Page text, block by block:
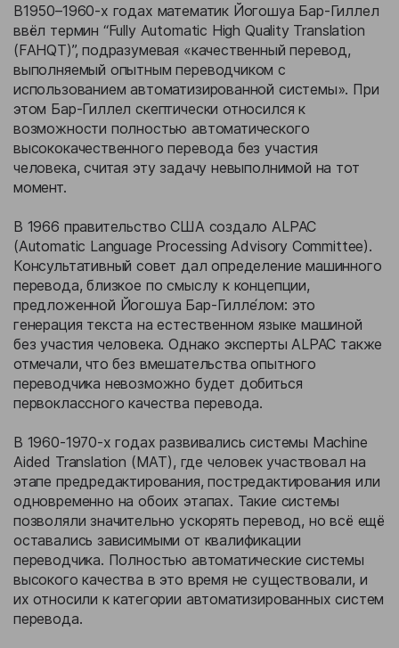
В1950–1960-х годах математик Йогошуа Бар-Гиллел
ввёл термин “Fully Automatic High Quality Translation
(FAHQT)”, подразумевая «качественный перевод,
выполняемый опытным переводчиком с
использованием автоматизированной системы». При
этом Бар-Гиллел скептически относился к
возможности полностью автоматического
высококачественного перевода без участия
человека, считая эту задачу невыполнимой на тот
момент.
В 1966 правительство США создало ALPAC
(Automatic Language Processing Advisory Committee).
Консультативный совет дал определение машинного
перевода, близкое по смыслу к концепции,
предложенной Йогошуа Бар-Гилле́лом: это
генерация текста на естественном языке машиной
без участия человека. Однако эксперты ALPAC также
отмечали, что без вмешательства опытного
переводчика невозможно будет добиться
первоклассного качества перевода.
В 1960-1970-х годах развивались системы Machine
Aided Translation (MAT), где человек участвовал на
этапе предредактирования, постредактирования или
одновременно на обоих этапах. Такие системы
позволяли значительно ускорять перевод, но всё ещё
оставались зависимыми от квалификации
переводчика. Полностью автоматические системы
высокого качества в это время не существовали, и
их относили к категории автоматизированных систем
перевода.